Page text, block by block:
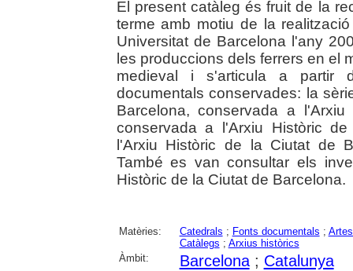
El present catàleg és fruit de la
terme amb motiu de la
Universitat de Barcelona l'any
les produccions dels ferrers en el
medieval i s'articula a partir
documentals conservades: la
Barcelona, conservada a
conservada a l'Arxiu Històric
l'Arxiu Històric de la Ciutat de
També es van consultar els
Històric de la Ciutat de Barcelona.
Matèries: Catedrals ; Fonts documentals ;
Catàlegs ; Arxius històrics
Àmbit:
Barcelona; Catalunya